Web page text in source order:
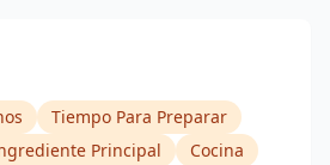
Tiempo Para Preparar
Principal
Cocina